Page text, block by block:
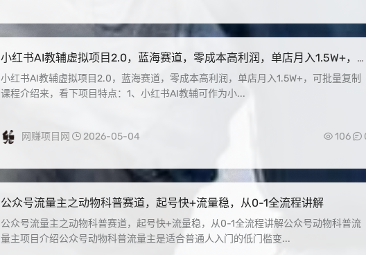
小红书AI教辅虚拟项目2.0，蓝海赛道，零成本高利润，单店月入1.5W+，
批量复制
小红书AI教辅虚拟项目2.0，蓝海赛道，零成本高利润，单店月入1.5W+，可批量复制
课程介绍来，看下项目特点：1、小红书AI教辅可作为小...
网赚项目网 2026-05-04 106
公众号流量主之动物科普赛道，起号快+流量稳，从0-1全流程讲解
公众号流量主之动物科普赛道，起号快+流量稳，从0-1全流程讲解公众号动物科普流
量主项目介绍公众号动物科普流量主是适合普通人入门的低门槛变...